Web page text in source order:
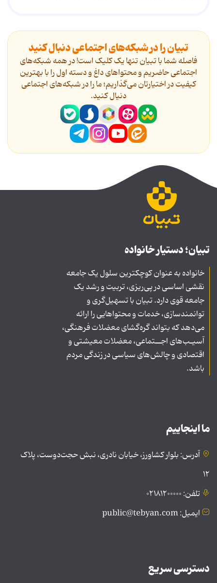
تبیان را در شبکه‌های اجتماعی دنبال کنید
فاصله شما با تبیان تنها یک کلیک است! در همه شبکه‌های
اجتماعی حاضریم و محتواهای داغ و دسته اول را با بهترین
کیفیت در اختیارتان می‌گذاریم؛ ما را در شبکه‌های اجتماعی
دنیال کنید.
تبیان؛ دستیار خانواده
خانواده به عنوان کوچکترین سلول یک جامعه
نقشی اساسی در پی‌ریزی، تربیت و رشد یک
جامعه قوی دارد. تبیان با تسهیل‌گری و
توانمندسازی، خدمات و محتواهایی را ارائه
می‌دهد که بتواند گره‌گشای معضلات فرهنگی،
آسیـب‌های اجــتماعی، معضلات معیشتی و
اقتصادی و چالش‌های سیاسی در زندگی مردم
باشد.
ما اینجاییم
آدرس: بلوار کشاورز، خیابان نادری، نبش حجت‌دوست، پلاک
۱۲
تلفن: ۰۲۱۸۱۲۰۰۰۰۰
ایمیل: public@tebyan.com
دسترسی سریع